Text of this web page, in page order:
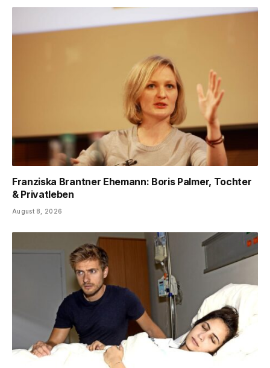
Franziska Brantner Ehemann: Boris Palmer, Tochter
& Privatleben
August 8, 2026